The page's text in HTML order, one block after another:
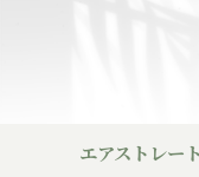
エアストレ